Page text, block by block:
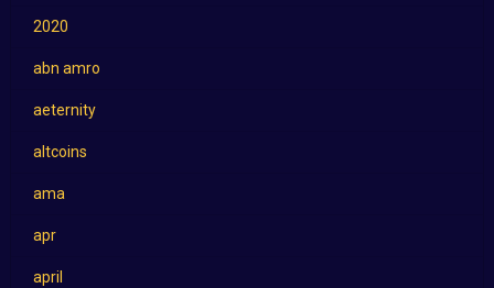
2020
abn amro
aeternity
altcoins
ama
apr
april